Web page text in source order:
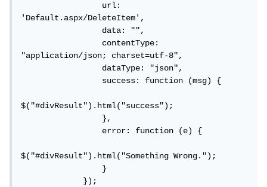
                 url:
'Default.aspx/DeleteItem',
                 data: "",
                 contentType:
"application/json; charset=utf-8",
                 dataType: "json",
                 success: function (msg) {
$("#divResult").html("success");
                 },
                 error: function (e) {
$("#divResult").html("Something Wrong.");
                 }
             });